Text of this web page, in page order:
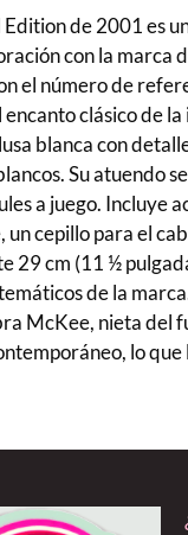
de 2001 es
con la marca
el número de
clásico de
blanca con
Su atuendo
a juego. Incluye
cepillo para el
29 cm (11 ½
de la
McKee, nieta del
lo